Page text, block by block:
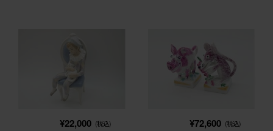
¥22,000 (税込) ¥72,600 (税込)